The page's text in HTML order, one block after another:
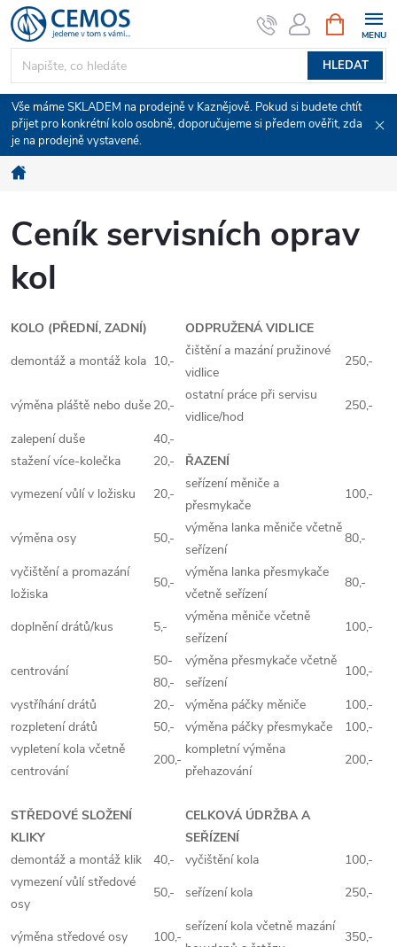
Přejít
na
obsah
HLEDAT
NÁKUPNÍ
KOŠÍK
Vše máme SKLADEM na prodejně v Kaznějově. Pokud si budete chtít
přijet pro konkrétní kolo osobně, doporučujeme si předem ověřit, zda
je na prodejně vystavené.
Domů
Ceník servisních oprav
kol
KOLO (PŘEDNÍ, ZADNÍ)
ODPRUŽENÁ VIDLICE
demontáž a montáž kola 10,-
čištění a mazání pružinové
vidlice
250,-
výměna pláště nebo duše 20,-
ostatní práce při servisu
vidlice/hod
250,-
zalepení duše
40,-
stažení více-kolečka
20,-
ŘAZENÍ
vymezení vůlí v ložisku
20,-
seřízení měniče a
přesmykače
100,-
výměna osy 50,-
výměna lanka měniče včetně
seřízení
80,-
vyčištění a promazání
ložiska
50,-
výměna lanka přesmykače
včetně seřízení
80,-
doplnění drátů/kus 5,-
výměna měniče včetně
seřízení
100,-
centrování
50-
80,-
výměna přesmykače včetně
seřízení
100,-
vystříhání drátů
20,- výměna páčky měniče
100,-
rozpletení drátů
50,- výměna páčky přesmykače
100,-
vypletení kola včetně
centrování
200,-
kompletní výměna
přehazování
200,-
STŘEDOVÉ SLOŽENÍ
KLIKY
CELKOVÁ ÚDRŽBA A
SEŘÍZENÍ
demontáž a montáž klik
40,- vyčištění kola
100,-
vymezení vůlí středové
osy
50,- seřízení kola 250,-
výměna středové osy 100,-
seřízení kola včetně mazání
350,-